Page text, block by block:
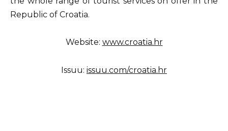
Republic of Croatia.
Website: www.croatia.hr
Issuu: issuu.com/croatia.hr